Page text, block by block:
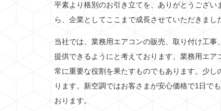
平素より格別のお引き立てを、ありがとうござ
ら、企業としてここまで成長させていただきまし
当社では、業務用エアコンの販売、取り付け工
提供できるようにと考えております。業務用エ
常に重要な役割を果たすものでもあります。少
ります。新空調ではお客さまが安心価格で1日で
おります。